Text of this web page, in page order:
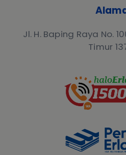
Jl. H. Baping Raya No.
Timur